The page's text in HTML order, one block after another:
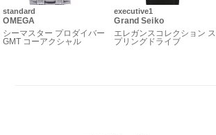
standard
OMEGA
シーマスター プロダイバー
GMT コーアクシャル
executive1
Grand Seiko
エレガンスコレクション ス
プリングドライブ